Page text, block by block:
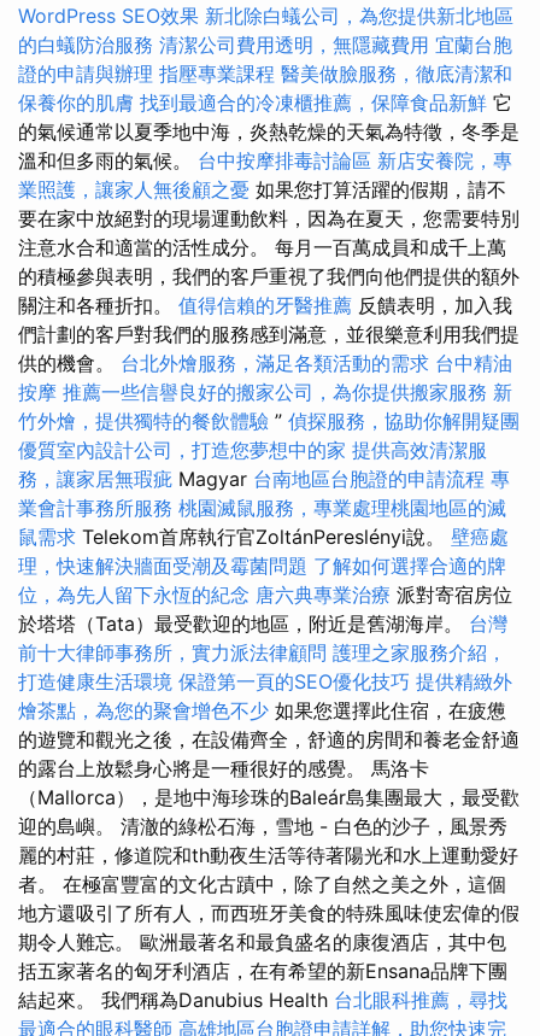
WordPress SEO效果 新北除白蟻公司，為您提供新北地區
的白蟻防治服務 清潔公司費用透明，無隱藏費用 宜蘭台胞
證的申請與辦理 指壓專業課程 醫美做臉服務，徹底清潔和
保養你的肌膚 找到最適合的冷凍櫃推薦，保障食品新鮮 它
的氣候通常以夏季地中海，炎熱乾燥的天氣為特徵，冬季是
溫和但多雨的氣候。 台中按摩排毒討論區 新店安養院，專
業照護，讓家人無後顧之憂 如果您打算活躍的假期，請不
要在家中放絕對的現場運動飲料，因為在夏天，您需要特別
注意水合和適當的活性成分。 每月一百萬成員和成千上萬
的積極參與表明，我們的客戶重視了我們向他們提供的額外
關注和各種折扣。 值得信賴的牙醫推薦 反饋表明，加入我
們計劃的客戶對我們的服務感到滿意，並很樂意利用我們提
供的機會。 台北外燴服務，滿足各類活動的需求 台中精油
按摩 推薦一些信譽良好的搬家公司，為你提供搬家服務 新
竹外燴，提供獨特的餐飲體驗 ” 偵探服務，協助你解開疑團
優質室內設計公司，打造您夢想中的家 提供高效清潔服
務，讓家居無瑕疵 Magyar 台南地區台胞證的申請流程 專
業會計事務所服務 桃園滅鼠服務，專業處理桃園地區的滅
鼠需求 Telekom首席執行官ZoltánPereslényi說。 壁癌處
理，快速解決牆面受潮及霉菌問題 了解如何選擇合適的牌
位，為先人留下永恆的紀念 唐六典專業治療 派對寄宿房位
於塔塔（Tata）最受歡迎的地區，附近是舊湖海岸。 台灣
前十大律師事務所，實力派法律顧問 護理之家服務介紹，
打造健康生活環境 保證第一頁的SEO優化技巧 提供精緻外
燴茶點，為您的聚會增色不少 如果您選擇此住宿，在疲憊
的遊覽和觀光之後，在設備齊全，舒適的房間和養老金舒適
的露台上放鬆身心將是一種很好的感覺。 馬洛卡
（Mallorca），是地中海珍珠的Baleár島集團最大，最受歡
迎的島嶼。 清澈的綠松石海，雪地 - 白色的沙子，風景秀
麗的村莊，修道院和th動夜生活等待著陽光和水上運動愛好
者。 在極富豐富的文化古蹟中，除了自然之美之外，這個
地方還吸引了所有人，而西班牙美食的特殊風味使宏偉的假
期令人難忘。 歐洲最著名和最負盛名的康復酒店，其中包
括五家著名的匈牙利酒店，在有希望的新Ensana品牌下團
結起來。 我們稱為Danubius Health 台北眼科推薦，尋找
最適合的眼科醫師 高雄地區台胞證申請詳解，助您快速完